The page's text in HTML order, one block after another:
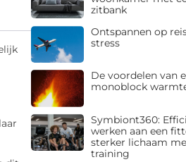
zitbank
Ontspannen op
stress
De voordelen van
monoblock
Symbiont360:
werken aan een
sterker lichaam
training